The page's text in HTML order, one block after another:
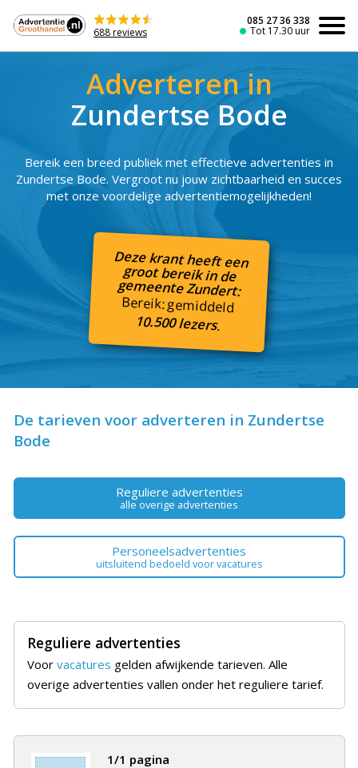
de
inhoud
688 reviews
085 27 36 338
Tot 17.30 uur
Adverteren in
Zundertse Bode
Bereik een breed publiek met effectieve advertenties in
Zundertse Bode. Vergroot nu jouw zichtbaarheid en succes
met onze voordelige advertentiemogelijkheden!
Deze krant heeft een
groot bereik in de
gemeente Zundert:
Bereik: gemiddeld
10.500 lezers.
De tarieven voor adverteren in Zundertse
Bode
Reguliere advertenties
alle overige advertenties
Personeelsadvertenties
uitsluitend bedoeld voor vacatures
Reguliere advertenties
Voor vacatures gelden afwijkende tarieven. Alle
overige advertenties vallen onder het reguliere tarief.
1/1 pagina